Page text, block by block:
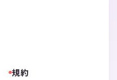
規約